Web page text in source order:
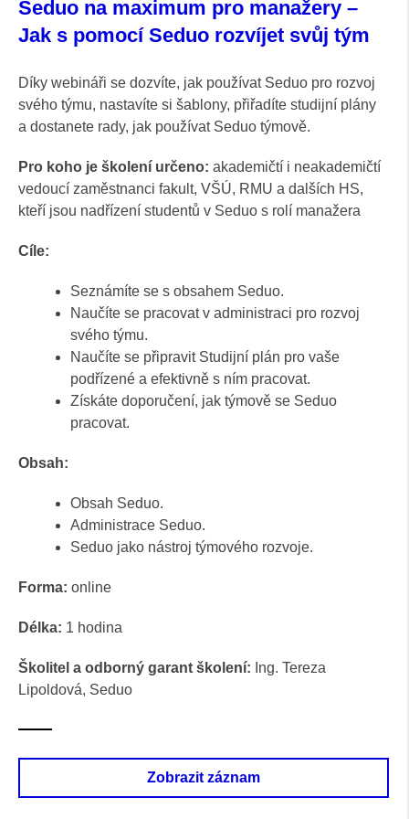
Seduo na maximum pro manažery –
Jak s pomocí Seduo rozvíjet svůj tým
Díky webináři se dozvíte, jak používat Seduo pro rozvoj
svého týmu, nastavíte si šablony, přiřadíte studijní plány
a dostanete rady, jak používat Seduo týmově.
Pro koho je školení určeno: akademičtí i neakademičtí
vedoucí zaměstnanci fakult, VŠÚ, RMU a dalších HS,
kteří jsou nadřízení studentů v Seduo s rolí manažera
Cíle:
Seznámíte se s obsahem Seduo.
Naučíte se pracovat v administraci pro rozvoj
svého týmu.
Naučíte se připravit Studijní plán pro vaše
podřízené a efektivně s ním pracovat.
Získáte doporučení, jak týmově se Seduo
pracovat.
Obsah:
Obsah Seduo.
Administrace Seduo.
Seduo jako nástroj týmového rozvoje.
Forma: online
Délka: 1 hodina
Školitel a odborný garant školení: Ing. Tereza
Lipoldová, Seduo
Zobrazit záznam